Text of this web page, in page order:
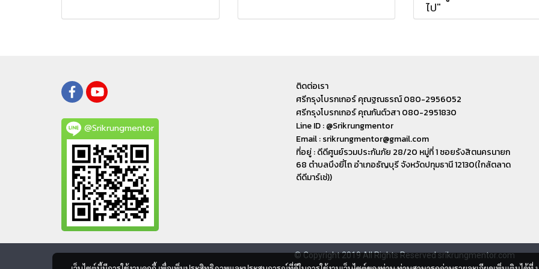
ไป"
@Srikrungmentor
ติดต่อเรา
ศรีกรุงโบรกเกอร์ คุณฐณธรณ์ 080-2956052
ศรีกรุงโบรกเกอร์ คุณกันต์วสา 080-2951830
Line ID : @Srikrungmentor
Email : srikrungmentor@gmail.com
ที่อยู่ : ดีดีศูนย์รวมประกันภัย 28/20 หมู่ที่ 1 ซอยรังสิตนครนายก
68 ตำบลบึงยี่โถ อำเภอ​ธัญบุรี​ จังหวัดปทุมธานี​ 12130(ใกล้ตลาด
ดีดีมาร์เช่))
© Copyright 2019 All Rights Reserved srikrungmentor.com